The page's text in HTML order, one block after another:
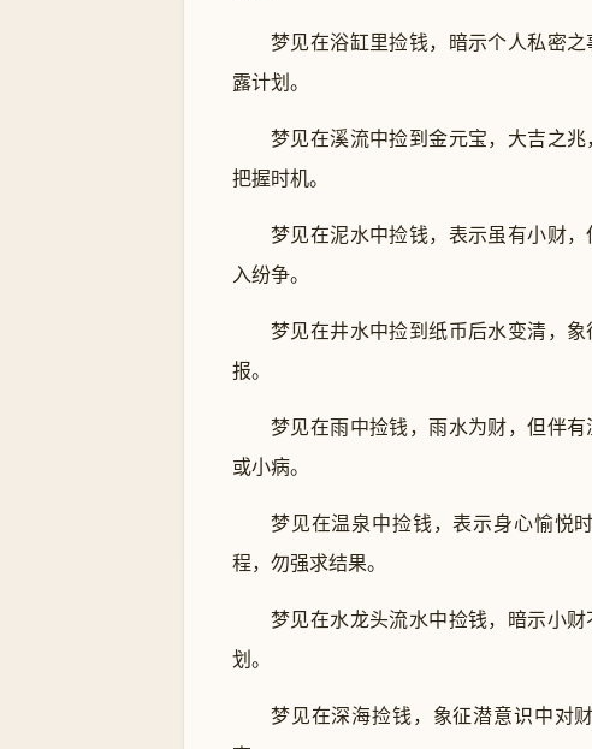
梦见在浴缸里捡钱，暗示个人私密
露计划。
梦见在溪流中捡到金元宝，大吉之
把握时机。
梦见在泥水中捡钱，表示虽有小财
入纷争。
梦见在井水中捡到纸币后水变清，
报。
梦见在雨中捡钱，雨水为财，但伴
或小病。
梦见在温泉中捡钱，表示身心愉悦
程，勿强求结果。
梦见在水龙头流水中捡钱，暗示小
划。
梦见在深海捡钱，象征潜意识中对